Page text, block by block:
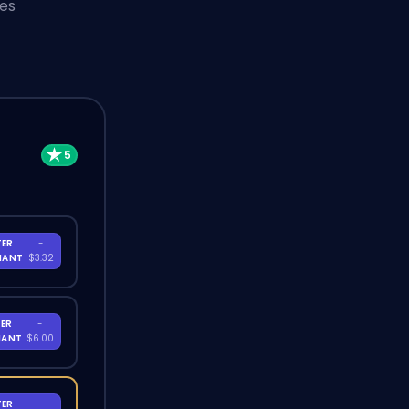
-
$3.32
-
$6.00
-